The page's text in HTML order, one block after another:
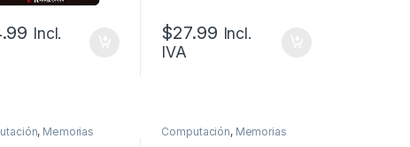
Incl.
$27.99 Incl.
IVA
, Memorias Computación, Memorias